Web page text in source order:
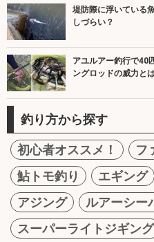
堤防際に浮いている
しづらい？
アユルアー釣行で40
ングロッドの威力と
釣り方から探す
初心者オススメ！
フ
鮎トモ釣り
エギング
アジング
ルアーシー
スーパーライトジギング